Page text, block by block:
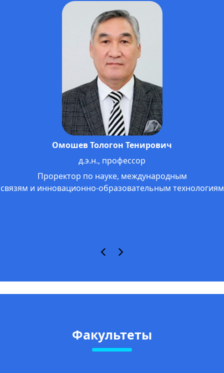
Омошев Тологон Тенирович
д.э.н., профессор
Проректор по науке, международным
связям и инновационно-образовательным технологиям
Факультеты